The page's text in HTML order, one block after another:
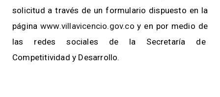
solicitud a través de un formulario dispuesto en la
página www.villavicencio.gov.co y en por medio de
las redes sociales de la Secretaría de
Competitividad y Desarrollo.